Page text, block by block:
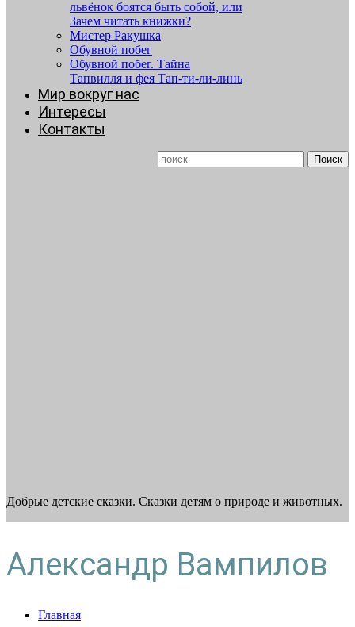
львёнок боятся быть собой, или
Зачем читать книжки?
Мистер Ракушка
Обувной побег
Обувной побег. Тайна
Тапвилля и фея Тап-ти-ли-линь
Мир вокруг нас
Интересы
Контакты
Добрые детские сказки. Сказки детям о природе и животных.
Александр Вампилов
Главная